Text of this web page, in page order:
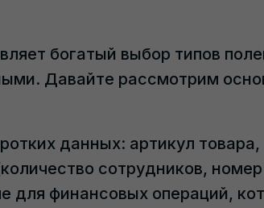
богатый выбор типов
Давайте рассмотрим
данных: артикул
сотрудников,
для финансовых операций,